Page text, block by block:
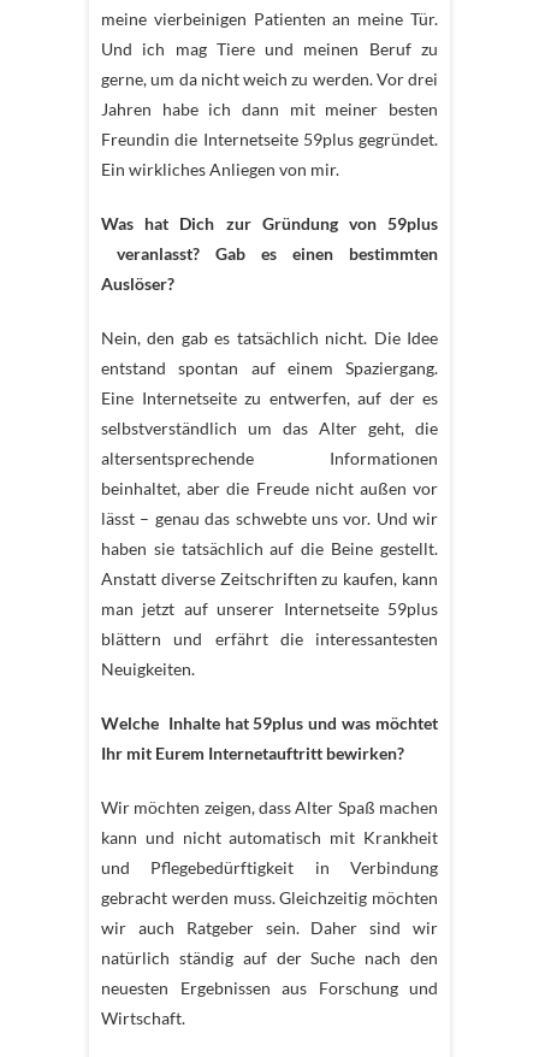
meine vierbeinigen Patienten an meine Tür.
Und ich mag Tiere und meinen Beruf zu
gerne, um da nicht weich zu werden. Vor drei
Jahren habe ich dann mit meiner besten
Freundin die Internetseite 59plus gegründet.
Ein wirkliches Anliegen von mir.
Was hat Dich zur Gründung von 59plus
veranlasst? Gab es einen bestimmten
Auslöser?
Nein, den gab es tatsächlich nicht. Die Idee
entstand spontan auf einem Spaziergang.
Eine Internetseite zu entwerfen, auf der es
selbstverständlich um das Alter geht, die
altersentsprechende Informationen
beinhaltet, aber die Freude nicht außen vor
lässt – genau das schwebte uns vor. Und wir
haben sie tatsächlich auf die Beine gestellt.
Anstatt diverse Zeitschriften zu kaufen, kann
man jetzt auf unserer Internetseite 59plus
blättern und erfährt die interessantesten
Neuigkeiten.
Welche Inhalte hat 59plus und was möchtet
Ihr mit Eurem Internetauftritt bewirken?
Wir möchten zeigen, dass Alter Spaß machen
kann und nicht automatisch mit Krankheit
und Pflegebedürftigkeit in Verbindung
gebracht werden muss. Gleichzeitig möchten
wir auch Ratgeber sein. Daher sind wir
natürlich ständig auf der Suche nach den
neuesten Ergebnissen aus Forschung und
Wirtschaft.